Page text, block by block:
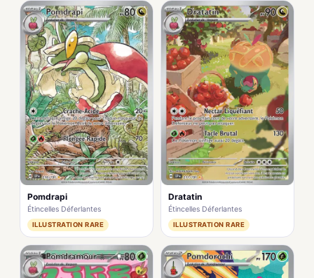
Pomdrapi
Étincelles Déferlantes
ILLUSTRATION RARE
Dratatin
Étincelles Déferlantes
ILLUSTRATION RARE